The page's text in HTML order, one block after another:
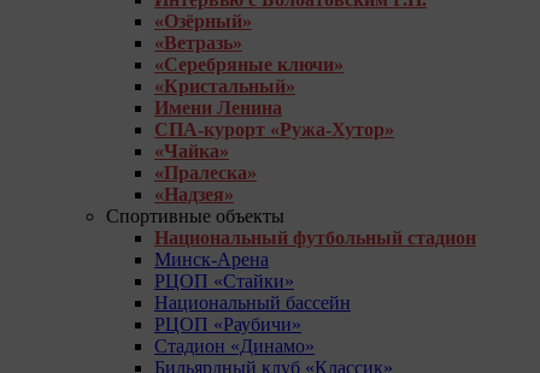
«Озёрный»
«Ветразь»
«Серебряные ключи»
«Кристальный»
Имени Ленина
СПА-курорт «Ружа-Хутор»
«Чайка»
«Пралеска»
«Надзея»
Спортивные объекты
Национальный футбольный стадион
Минск-Арена
РЦОП «Стайки»
Национальный бассейн
РЦОП «Раубичи»
Стадион «Динамо»
Бильярдный клуб «Классик»